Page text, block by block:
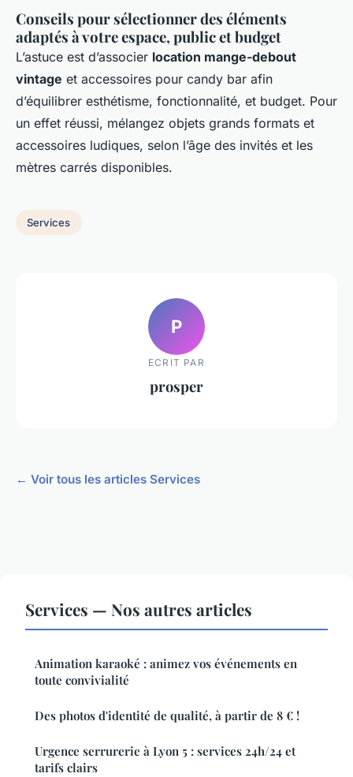
Conseils pour sélectionner des éléments
adaptés à votre espace, public et budget
L’astuce est d’associer location mange-debout
vintage et accessoires pour candy bar afin
d’équilibrer esthétisme, fonctionnalité, et budget. Pour
un effet réussi, mélangez objets grands formats et
accessoires ludiques, selon l’âge des invités et les
mètres carrés disponibles.
Services
P
ECRIT PAR
prosper
← Voir tous les articles Services
Services — Nos autres articles
Animation karaoké : animez vos événements en
toute convivialité
Des photos d'identité de qualité, à partir de 8 € !
Urgence serrurerie à Lyon 5 : services 24h/24 et
tarifs clairs